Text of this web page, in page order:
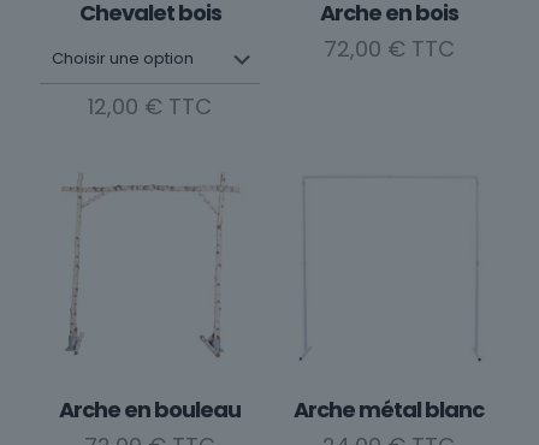
Chevalet bois
12,00 €
plusieurs
variations.
peuvent
choisies
Arche en bois
72,00 €
Arche en bouleau
Arche métal blanc